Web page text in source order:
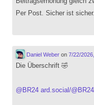
Per Post. Sicher ist sicher.
Daniel Weberon 7/22/
Die Überschrift 🤣
@ BR24 ard.social/